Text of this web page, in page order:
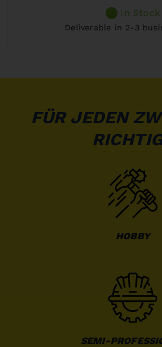
In Stock
Deliverable in 2-3
FÜR JEDEN
HOBBY
SEMI-